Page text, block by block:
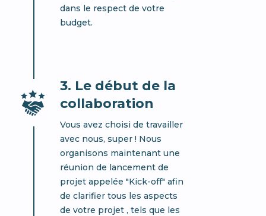
dans le respect de votre
budget.
3. Le début de la
collaboration
Vous avez choisi de travailler
avec nous, super ! Nous
organisons maintenant une
réunion de lancement de
projet appelée "Kick-off" afin
de clarifier tous les aspects
de votre projet , tels que les